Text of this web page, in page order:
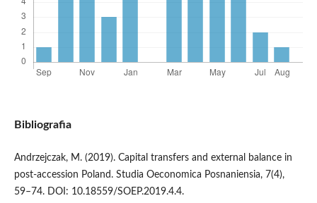
Bibliografia
Andrzejczak, M. (2019). Capital transfers and external balance in
post-accession Poland. Studia Oeconomica Posnaniensia, 7(4),
59–74. DOI: 10.18559/SOEP.2019.4.4.